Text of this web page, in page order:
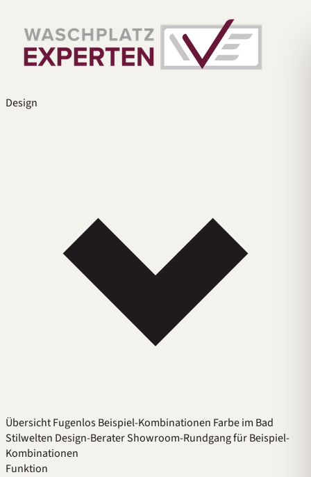
Design
ÜbersichtFugenlosBeispiel-Kombinationen Farbe im Bad
Stilwelten Design-BeraterShowroom-Rundgang für Beispiel-
Kombinationen
Funktion